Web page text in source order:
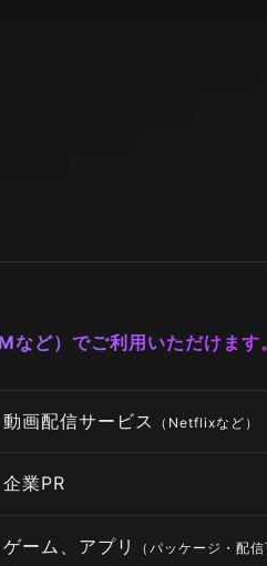
ど）でご利用いただけます。
動画配信サービス （Netflixなど）
企業PR
ゲーム、アプリ （パッケージ・配信